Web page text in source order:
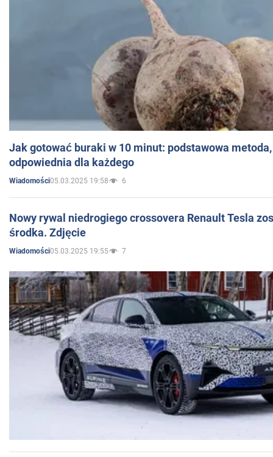
Jak gotować buraki w 10 minut: podstawowa
odpowiednia dla każdego
Wiadomości05.03.2025 19:58 6
Nowy rywal niedrogiego crossovera Renault Tesla
środka. Zdjęcie
Wiadomości05.03.2025 19:55 7